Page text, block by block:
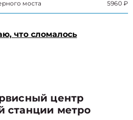
моста 5960 ₽
что сломалось
центр
станции метро